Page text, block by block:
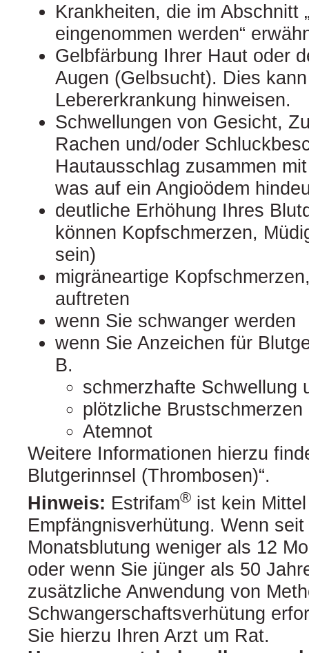
Krankheiten, die im Abschnitt
eingenommen werden“
Gelbfärbung Ihrer Haut oder
Augen (Gelbsucht). Dies
Lebererkrankung hinweisen.
Schwellungen von Gesicht,
Rachen und/oder
Hautausschlag zusammen
was auf ein Angioödem
deutliche Erhöhung Ihres
können Kopfschmerzen,
sein)
migräneartige
auftreten
wenn Sie schwanger werden
wenn Sie Anzeichen für
B.
schmerzhafte Schwellung
plötzliche Brustschmerzen
Atemnot
Weitere Informationen hierzu
Blutgerinnsel (Thrombosen)“.
Hinweis: Estrifam® ist kein
Empfängnisverhütung. Wenn
Monatsblutung weniger als 12
oder wenn Sie jünger als 50
zusätzliche Anwendung von
Schwangerschaftsverhütung
Sie hierzu Ihren Arzt um Rat.